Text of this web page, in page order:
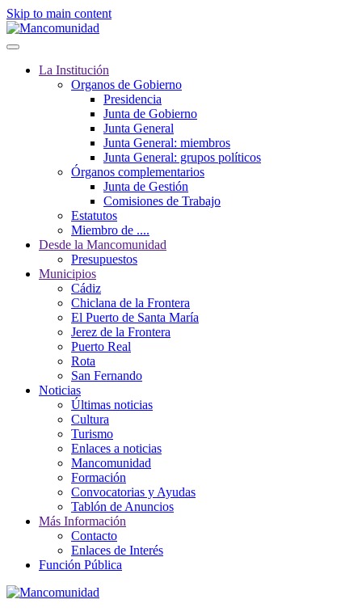
Skip to main content
La Institución
Organos de Gobierno
Presidencia
Junta de Gobierno
Junta General
Junta General: miembros
Junta General: grupos políticos
Órganos complementarios
Junta de Gestión
Comisiones de Trabajo
Estatutos
Miembro de ....
Desde la Mancomunidad
Presupuestos
Municipios
Cádiz
Chiclana de la Frontera
El Puerto de Santa María
Jerez de la Frontera
Puerto Real
Rota
San Fernando
Noticias
Últimas noticias
Cultura
Turismo
Enlaces a noticias
Mancomunidad
Formación
Convocatorias y Ayudas
Tablón de Anuncios
Más Información
Contacto
Enlaces de Interés
Función Pública